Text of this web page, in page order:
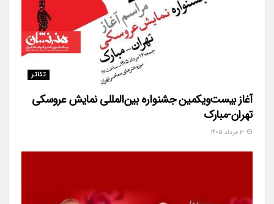
تئاتر
آغاز بیست‌ویکمین جشنواره بین‌المللی نمایش عروسکی
تهران-مبارک